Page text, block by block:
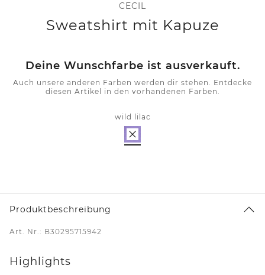
CECIL
Sweatshirt mit Kapuze
Deine Wunschfarbe ist ausverkauft.
Auch unsere anderen Farben werden dir stehen. Entdecke
diesen Artikel in den vorhandenen Farben.
wild lilac
Produktbeschreibung
Art. Nr.: B30295715942
Highlights